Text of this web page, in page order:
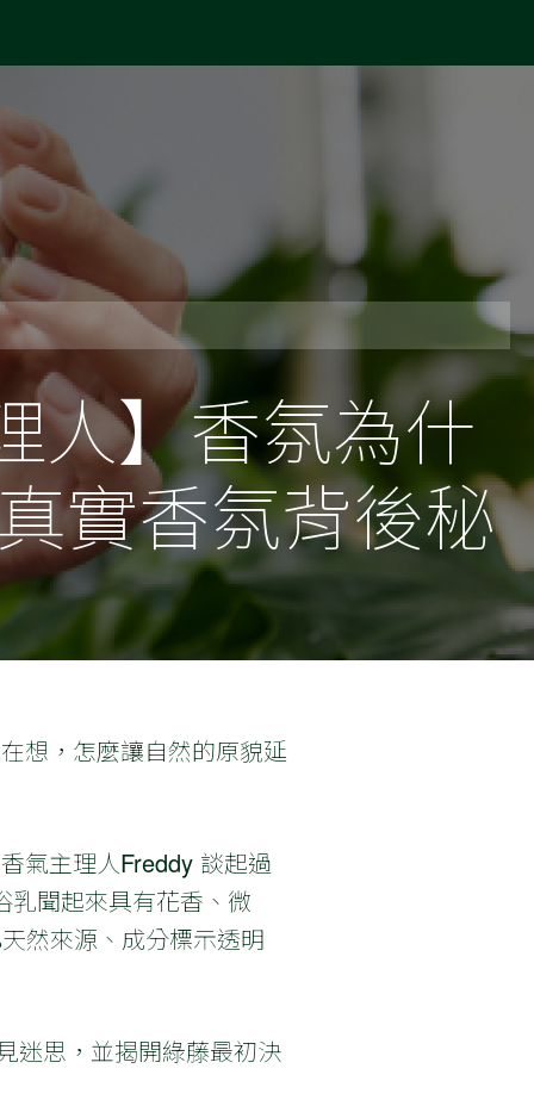
人】香氛為什
實香氛背後秘
想，怎麼讓自然的原貌延
氣主理人Freddy 談起過
乳聞起來具有花香、微
然來源、成分標示透明
迷思，並揭開綠藤最初決